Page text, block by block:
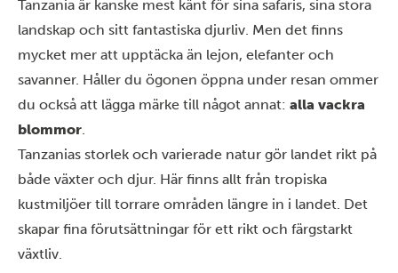
Tanzania är kanske mest känt för sina safaris, sina stora
landskap och sitt fantastiska djurliv. Men det finns
mycket mer att upptäcka än lejon, elefanter och
savanner. Håller du ögonen öppna under resan ommer
du också att lägga märke till något annat: alla vackra
blommor.
Tanzanias storlek och varierade natur gör landet rikt på
både växter och djur. Här finns allt från tropiska
kustmiljöer till torrare områden längre in i landet. Det
skapar fina förutsättningar för ett rikt och färgstarkt
växtliv.